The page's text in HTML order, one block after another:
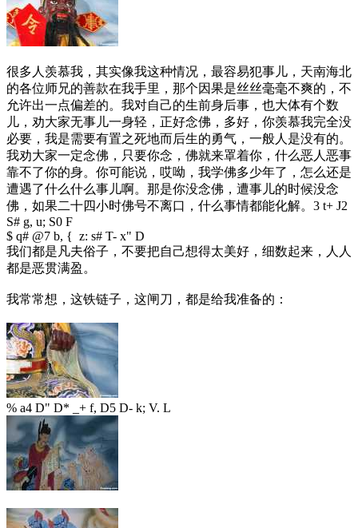
很多人羡慕我，其实像我这种情况，最容易犯事儿，天南海北
的各位师兄的善款在我手里，那个因果是丝丝毫毫不爽的，不
允许出一点偏差的。我对自己的生前身后事，也大体有个数
儿，劝大家无事儿一身轻，正好念佛，多好，你羡慕我完全没
必要，我是需要有置之死地而后生的勇气，一般人是没有的。
我劝大家一定念佛，只要你念，佛就来罩着你，什么恶人恶事
靠不了你的身。你可能说，哎呦，我学佛多少年了，怎么还是
遭遇了什么什么事儿啊。那是你没念佛，遭事儿的时候没念
佛，如果二十四小时佛号不离口，什么事情都能化解。 3 t+ J2
S# g, u; S0 F
$ q# @7 b, { z: s# T- x" D
我们都是凡夫俗子，不要把自己想得太美好，细数起来，人人
都是恶贯满盈。
我常常想，这铁链子，这闸刀，都是给我准备的：
% a4 D" D* _+ f, D5 D- k; V. L